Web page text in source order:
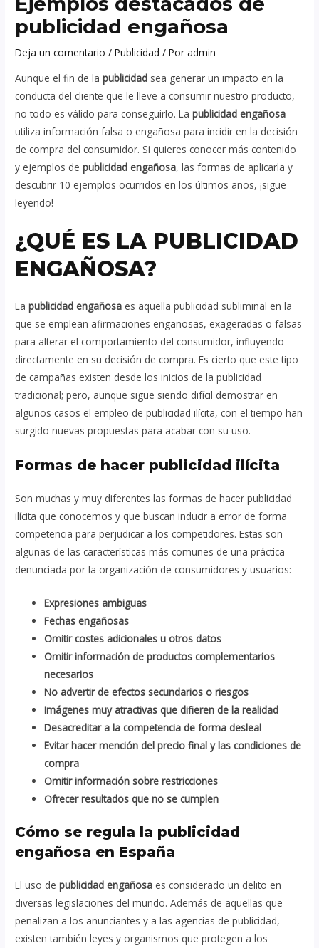
publicidad engañosa
Deja un comentario /Publicidad / Poradmin
Aunque el fin de lapublicidad sea generar un impacto en la
conducta del cliente que le lleve a consumir nuestro producto,
no todo es válido para conseguirlo. Lapublicidad engañosa
utiliza información falsa o engañosa para incidir en la decisión
de compra del consumidor. Si quieres conocer más contenido
y ejemplos depublicidad engañosa, las formas de aplicarla y
descubrir 10 ejemplos ocurridos en los últimos años, ¡sigue
leyendo!
¿QUÉ ES LA PUBLICIDAD
ENGAÑOSA?
Lapublicidad engañosa es aquella publicidad subliminal en la
que se emplean afirmaciones engañosas, exageradas o falsas
para alterar el comportamiento del consumidor, influyendo
directamente en su decisión de compra. Es cierto que este tipo
de campañas existen desde los inicios de la publicidad
tradicional; pero, aunque sigue siendo difícil demostrar en
algunos casos el empleo de publicidad ilícita, con el tiempo han
surgido nuevas propuestas para acabar con su uso.
Formas de hacer publicidad ilícita
Son muchas y muy diferentes las formas de hacer publicidad
ilícita que conocemos y que buscan inducir a error de forma
competencia para perjudicar a los competidores. Estas son
algunas de las características más comunes de una práctica
denunciada por la organización de consumidores y usuarios:
Expresiones ambiguas
Fechas engañosas
Omitir costes adicionales u otros datos
Omitir información de productos complementarios
necesarios
No advertir de efectos secundarios o riesgos
Imágenes muy atractivas que difieren de la realidad
Desacreditar a la competencia de forma desleal
Evitar hacer mención del precio final y las condiciones de
compra
Omitir información sobre restricciones
Ofrecer resultados que no se cumplen
Cómo se regula la publicidad
engañosa en España
El uso depublicidad engañosa es considerado un delito en
diversas legislaciones del mundo. Además de aquellas que
penalizan a los anunciantes y a las agencias de publicidad,
existen también leyes y organismos que protegen a los